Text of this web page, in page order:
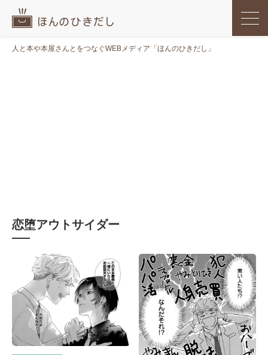
人と本や本屋さんとをつなぐWEBメディア「ほんのひきだし」
恋堕アウトサイダー